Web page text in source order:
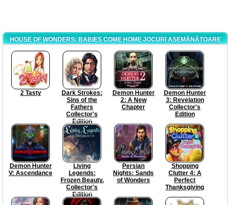
HOUSE OF WONDERS: BABIES COME HOME JOCURI ASEMĂNĂTOARE
2 Tasty
Dark Strokes:
Sins of the
Fathers
Collector's
Edition
Demon Hunter
2: A New
Chapter
Demon Hunter
3: Revelation
Collector's
Edition
Demon Hunter
V: Ascendance
Living
Legends:
Frozen Beauty.
Collector's
Edition
Persian
Nights: Sands
of Wonders
Shopping
Clutter 4: A
Perfect
Thanksgiving